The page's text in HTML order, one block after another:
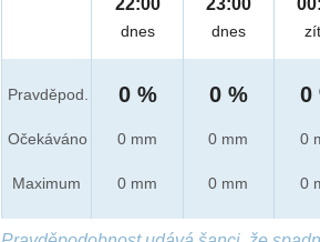
Pravděpod.
Očekáváno
Maximum
dnes
0 %
0 mm
0 mm
dnes
0 %
0 mm
0 mm
0
0
0